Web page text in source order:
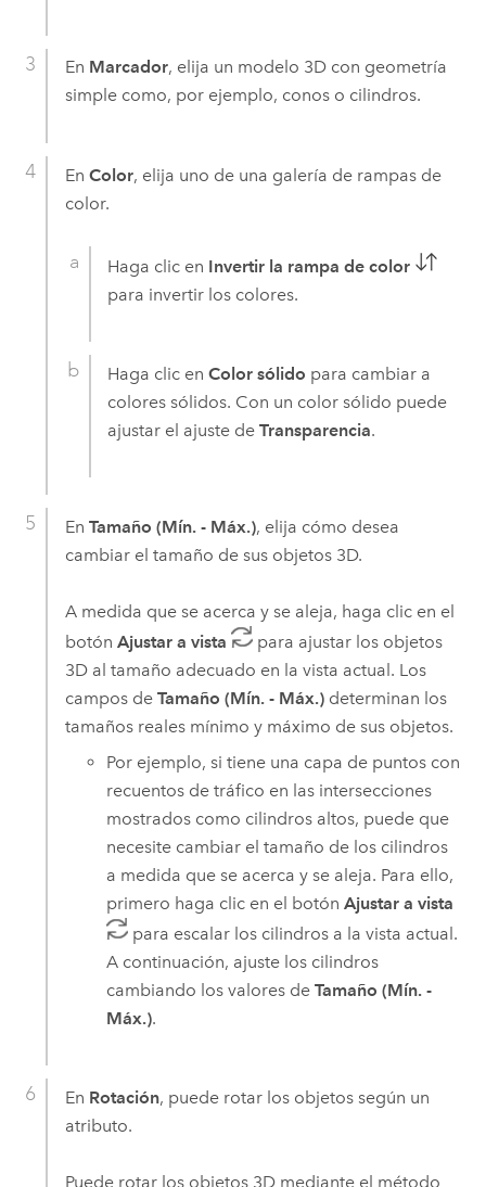
En Marcador, elija un modelo 3D con geometría
simple como, por ejemplo, conos o cilindros.
En Color, elija uno de una galería de rampas de
color.
Haga clic en Invertir la rampa de color
para invertir los colores.
Haga clic enColor sólido para cambiar a
colores sólidos. Con un color sólido puede
ajustar el ajuste deTransparencia.
En Tamaño (Mín. - Máx.), elija cómo desea
cambiar el tamaño de sus objetos 3D.
A medida que se acerca y se aleja, haga clic en el
botón Ajustar a vista
para ajustar los objetos
3D al tamaño adecuado en la vista actual. Los
campos de Tamaño (Mín. - Máx.)determinan los
tamaños reales mínimo y máximo de sus objetos.
Por ejemplo, si tiene una capa de puntos con
recuentos de tráfico en las intersecciones
mostrados como cilindros altos, puede que
necesite cambiar el tamaño de los cilindros
a medida que se acerca y se aleja. Para ello,
primero haga clic en el botónAjustar a vista
para escalar los cilindros a la vista actual.
A continuación, ajuste los cilindros
cambiando los valores deTamaño (Mín. -
Máx.).
En Rotación, puede rotar los objetos según un
atributo.
Puede rotar los objetos 3D mediante el método